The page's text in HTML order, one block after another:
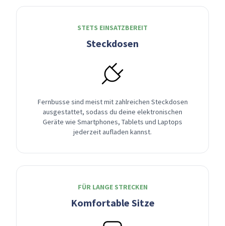
STETS EINSATZBEREIT
Steckdosen
Fernbusse sind meist mit zahlreichen Steckdosen
ausgestattet, sodass du deine elektronischen
Geräte wie Smartphones, Tablets und Laptops
jederzeit aufladen kannst.
FÜR LANGE STRECKEN
Komfortable Sitze